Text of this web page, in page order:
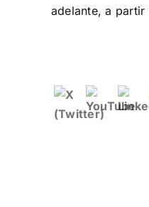
adelante, a partir